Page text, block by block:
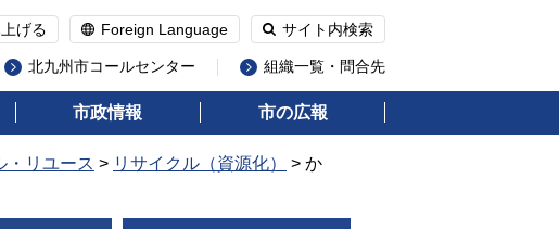
げる Foreign Language サイト内検索
北九州市コールセンター 組織一覧・問合先
市政情報 市の広報
・リユース > リサイクル（資源化）
> か